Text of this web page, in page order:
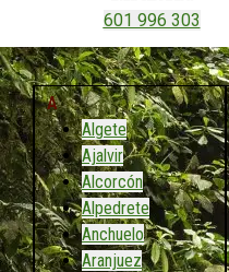
601 996 303
601 904 866
A
Algete
Ajalvir
Alcorcón
Alpedrete
Anchuelo
Aranjuez